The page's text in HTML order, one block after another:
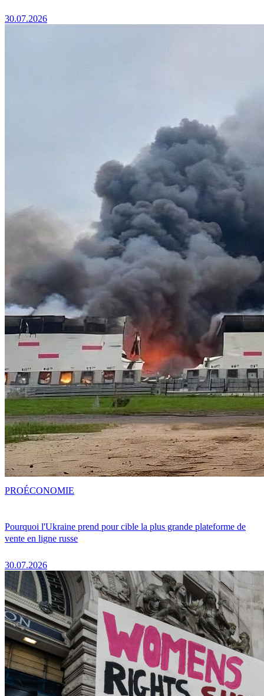
30.07.2026
Pourquoi l'Ukraine prend pour cible la plus grande plateforme de
vente en ligne russe
30.07.2026
PROÉCONOMIE